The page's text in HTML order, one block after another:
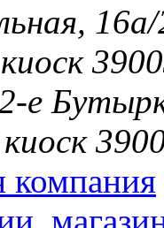
е
компания